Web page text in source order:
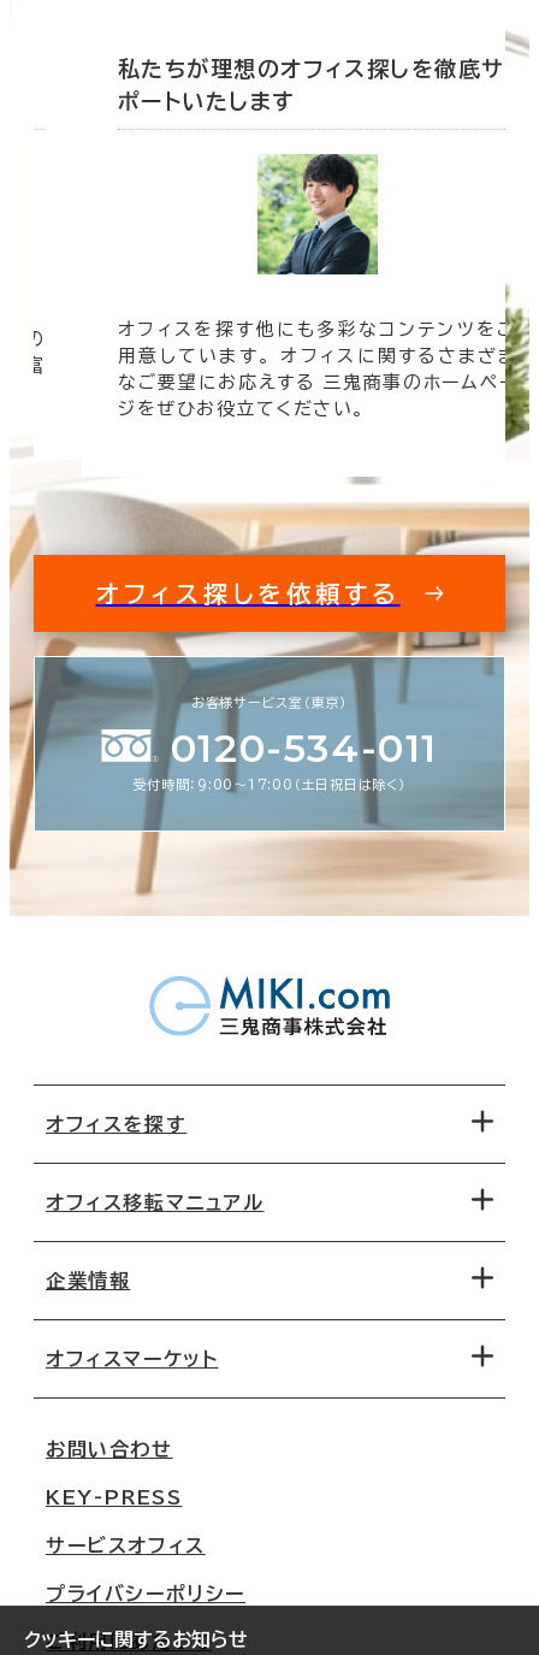
クッキーに関するお知らせ
の
豊富
私たちが理想のオフィス探しを徹底サ
ポートいたします
オフィスを探す他にも多彩なコンテンツをご
用意しています。 オフィスに関するさまざま
なご要望にお応えする 三鬼商事のホームペー
ジをぜひお役立てください。
オフィス探しを依頼する
お客様サービス室（東京）
0120-534-011
受付時間：9:00〜17:00（土日祝日は除く）
オフィスを探す
地図から探す
路線・駅から探す
オフィス移転マニュアル
移転コストシミュレーション
移転スケジュール
オフィス移転Q&A
企業情報
オフィスマーケット
大阪
名古屋
札幌
仙台
お問い合わせ
KEY-PRESS
サービスオフィス
プライバシーポリシー
ご利用にあたって